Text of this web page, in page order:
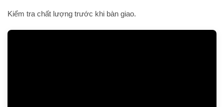
Kiểm tra chất lượng trước khi bàn giao.